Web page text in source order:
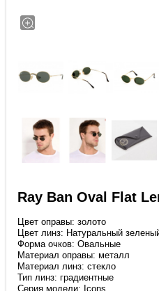
Ray Ban Oval Flat
Цвет оправы: золото
Цвет линз: Натуральный
Форма очков: Овальные
Материал оправы: металл
Материал линз: стекло
Тип линз: градиентные
Серия модели: Icons